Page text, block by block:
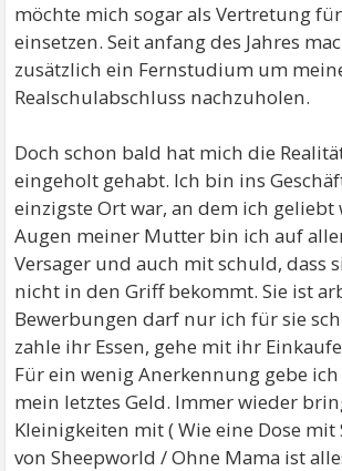
möchte mich sogar als Vertretung
einsetzen. Seit anfang des Jahres
zusätzlich ein Fernstudium um
Realschulabschluss nachzuholen.
Doch schon bald hat mich die
eingeholt gehabt. Ich bin ins
einzigste Ort war, an dem ich geliebt
Augen meiner Mutter bin ich auf
Versager und auch mit schuld, dass
nicht in den Griff bekommt. Sie ist
Bewerbungen darf nur ich für sie
zahle ihr Essen, gehe mit ihr
Für ein wenig Anerkennung gebe ich
mein letztes Geld. Immer wieder
Kleinigkeiten mit ( Wie eine Dose mit
von Sheepworld / Ohne Mama ist